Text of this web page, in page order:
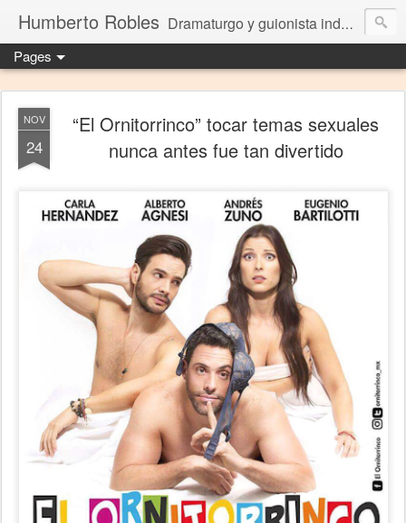
Humberto Robles Dramaturgo y guionista independiente
Pages
NOV
24
“El Ornitorrinco” tocar temas sexuales
nunca antes fue tan divertido